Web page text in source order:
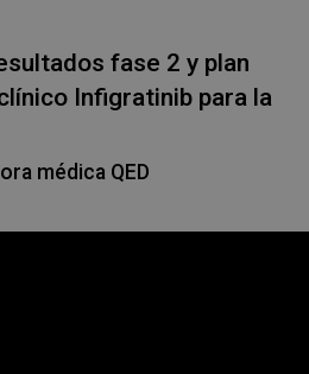
fase 2 y plan
Infigratinib para la
médica QED